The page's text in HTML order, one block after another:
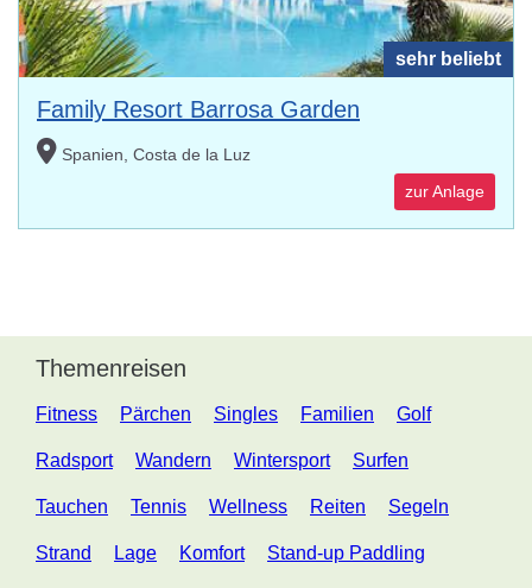
sehr beliebt
Family Resort Barrosa Garden
Spanien, Costa de la Luz
zur Anlage
Themenreisen
Fitness Pärchen Singles Familien Golf
Radsport Wandern Wintersport Surfen
Tauchen Tennis Wellness Reiten Segeln
Strand Lage Komfort Stand-up Paddling